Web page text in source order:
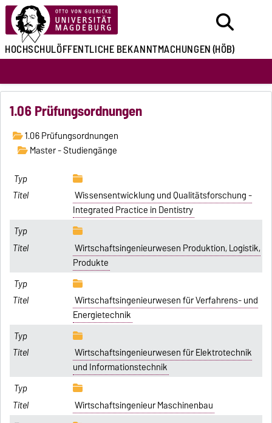
HOCHSCHULÖFFENTLICHEBEKANNTMACHUNGEN(HÖB)
1.06 Prüfungsordnungen
1.06 Prüfungsordnungen
Master - Studiengänge
Wissensentwicklung und Qualitätsforschung -
Integrated Practice in Dentistry
Wirtschaftsingenieurwesen Produktion, Logistik,
Produkte
Wirtschaftsingenieurwesen für Verfahrens- und
Energietechnik
Wirtschaftsingenieurwesen für Elektrotechnik
und Informationstechnik
Wirtschaftsingenieur Maschinenbau